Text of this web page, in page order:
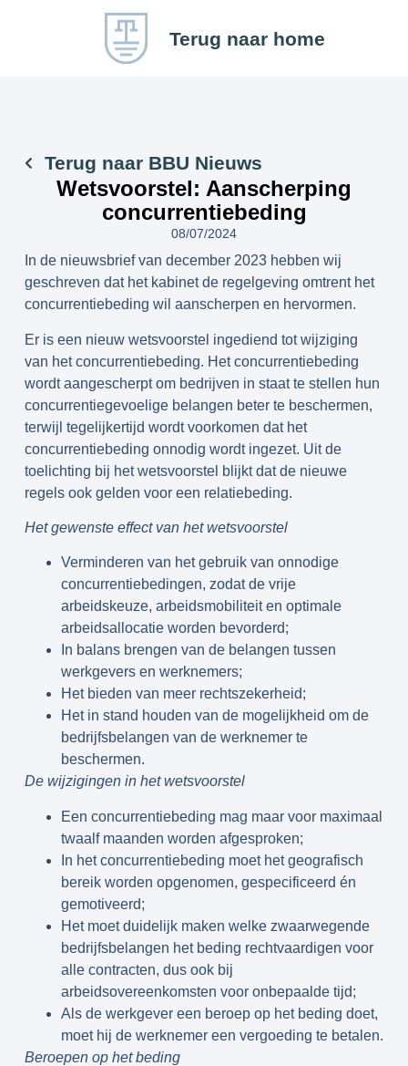
Terug naar home
Terug naar BBU Nieuws
Wetsvoorstel: Aanscherping
concurrentiebeding
08/07/2024
In de nieuwsbrief van december 2023 hebben wij
geschreven dat het kabinet de regelgeving omtrent het
concurrentiebeding wil aanscherpen en hervormen.
Er is een nieuw wetsvoorstel ingediend tot wijziging
van het concurrentiebeding. Het concurrentiebeding
wordt aangescherpt om bedrijven in staat te stellen hun
concurrentiegevoelige belangen beter te beschermen,
terwijl tegelijkertijd wordt voorkomen dat het
concurrentiebeding onnodig wordt ingezet. Uit de
toelichting bij het wetsvoorstel blijkt dat de nieuwe
regels ook gelden voor een relatiebeding.
Het gewenste effect van het wetsvoorstel
Verminderen van het gebruik van onnodige
concurrentiebedingen, zodat de vrije
arbeidskeuze, arbeidsmobiliteit en optimale
arbeidsallocatie worden bevorderd;
In balans brengen van de belangen tussen
werkgevers en werknemers;
Het bieden van meer rechtszekerheid;
Het in stand houden van de mogelijkheid om de
bedrijfsbelangen van de werknemer te
beschermen.
De wijzigingen in het wetsvoorstel
Een concurrentiebeding mag maar voor maximaal
twaalf maanden worden afgesproken;
In het concurrentiebeding moet het geografisch
bereik worden opgenomen, gespecificeerd én
gemotiveerd;
Het moet duidelijk maken welke zwaarwegende
bedrijfsbelangen het beding rechtvaardigen voor
alle contracten, dus ook bij
arbeidsovereenkomsten voor onbepaalde tijd;
Als de werkgever een beroep op het beding doet,
moet hij de werknemer een vergoeding te betalen.
Beroepen op het beding